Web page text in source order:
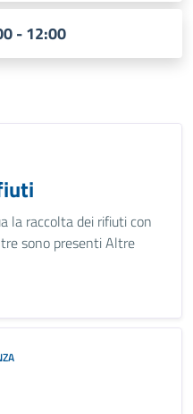
- 12:00
la raccolta dei rifiuti con
sono presenti Altre